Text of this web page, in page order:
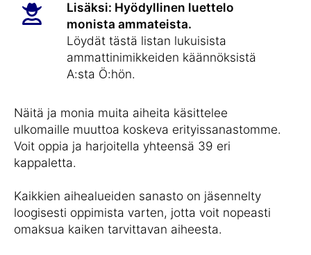
Lisäksi: Hyödyllinen luettelo
monista ammateista.
Löydät tästä listan lukuisista
ammattinimikkeiden käännöksistä
A:sta Ö:hön.
Näitä ja monia muita aiheita käsittelee
ulkomaille muuttoa koskeva erityissanastomme.
Voit oppia ja harjoitella yhteensä 39 eri
kappaletta.
Kaikkien aihealueiden sanasto on jäsennelty
loogisesti oppimista varten, jotta voit nopeasti
omaksua kaiken tarvittavan aiheesta.